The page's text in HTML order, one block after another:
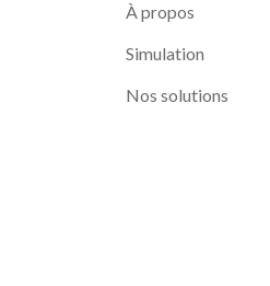
À propos
Simulation
Nos solutions